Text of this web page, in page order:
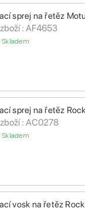
sprej na řetěz
: AF4653
Skladem
sprej na řetěz
: AC0278
Skladem
vosk na řetěz